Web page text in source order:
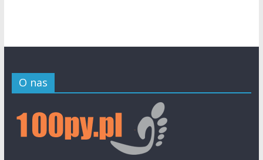
O nas